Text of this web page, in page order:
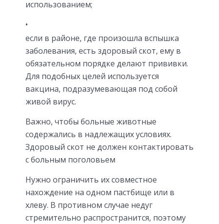
использованием;
если в районе, где произошла вспышка
заболевания, есть здоровый скот, ему в
обязательном порядке делают прививки.
Для подобных целей используется
вакцина, подразумевающая под собой
живой вирус.
Важно, чтобы больные животные
содержались в надлежащих условиях.
Здоровый скот не должен контактировать
с больным поголовьем
Нужно ограничить их совместное
нахождение на одном пастбище или в
хлеву. В противном случае недуг
стремительно распространится, поэтому